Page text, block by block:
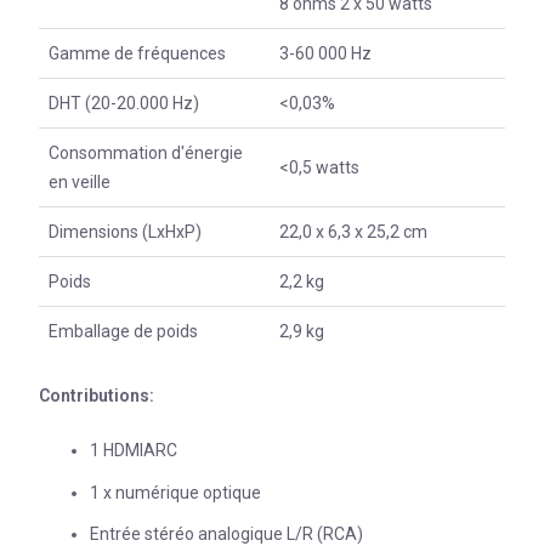
Gamme de fréquences 3-60 000 Hz
DHT (20-20.000 Hz) <0,03%
Consommation d'énergie
en veille
<0,5 watts
Dimensions (LxHxP) 22,0 x 6,3 x 25,2 cm
Poids 2,2 kg
Emballage de poids 2,9 kg
Contributions:
1 HDMIARC
1 x numérique optique
Entrée stéréo analogique L/R (RCA)